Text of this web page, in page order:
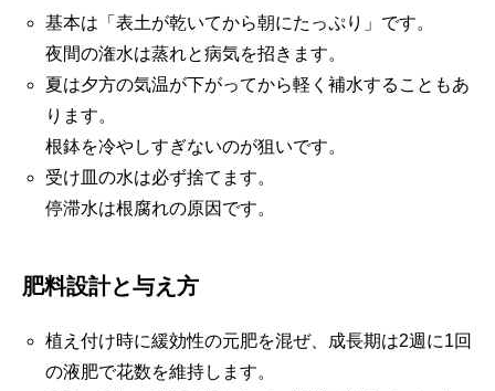
基本は「表土が乾いてから朝にたっぷり」です。
夜間の潅水は蒸れと病気を招きます。
夏は夕方の気温が下がってから軽く補水することもあ
ります。
根鉢を冷やしすぎないのが狙いです。
受け皿の水は必ず捨てます。
停滞水は根腐れの原因です。
肥料設計と与え方
植え付け時に緩効性の元肥を混ぜ、成長期は2週に1回
の液肥で花数を維持します。